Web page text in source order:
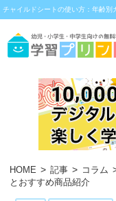
チャイルドシートの使い方：年齢
HOME 記事 コラム
とおすすめ商品紹介